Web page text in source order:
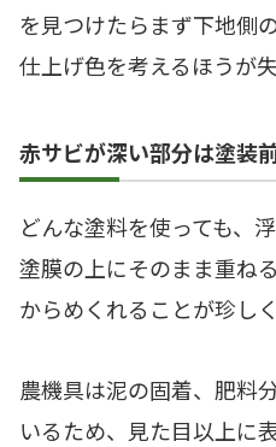
を見つけたらまず下地側
仕上げ色を考えるほうが
赤サビが深い部分は塗装
どんな塗料を使っても、
塗膜の上にそのまま重ね
からめくれることが珍し
農機具は泥の固着、肥料
いるため、見た目以上に